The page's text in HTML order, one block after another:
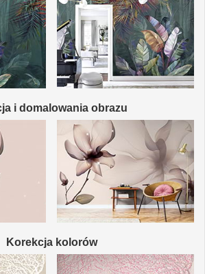
i domalowania obrazu
Korekcja kolorów